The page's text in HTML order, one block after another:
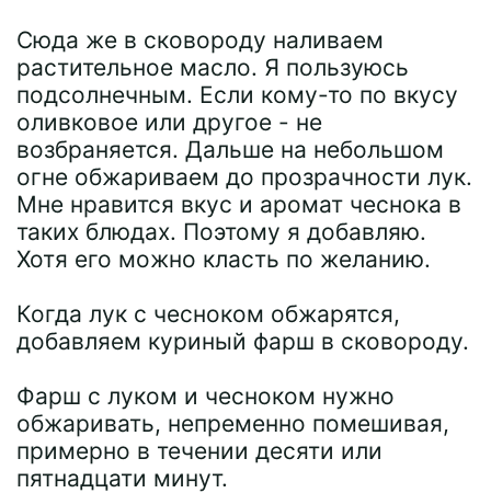
Сюда же в сковороду наливаем
растительное масло. Я пользуюсь
подсолнечным. Если кому-то по вкусу
оливковое или другое - не
возбраняется. Дальше на небольшом
огне обжариваем до прозрачности лук.
Мне нравится вкус и аромат чеснока в
таких блюдах. Поэтому я добавляю.
Хотя его можно класть по желанию.
Когда лук с чесноком обжарятся,
добавляем куриный фарш в сковороду.
Фарш с луком и чесноком нужно
обжаривать, непременно помешивая,
примерно в течении десяти или
пятнадцати минут.